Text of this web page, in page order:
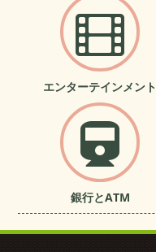
エンターテインメント
銀行とATM